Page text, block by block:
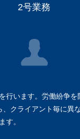
2号業務
行います。労働紛争を
クライアント毎に異
す。